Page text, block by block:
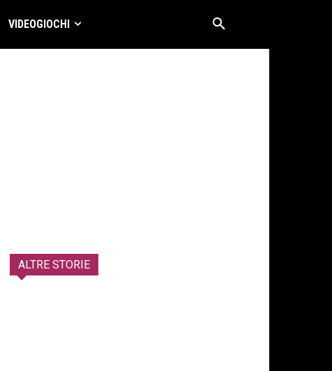
VIDEOGIOCHI
ALTRE STORIE